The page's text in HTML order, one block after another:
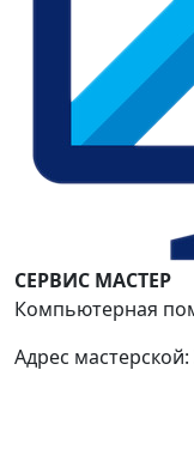
СЕРВИС МАСТЕР
Компьютерная
Адрес